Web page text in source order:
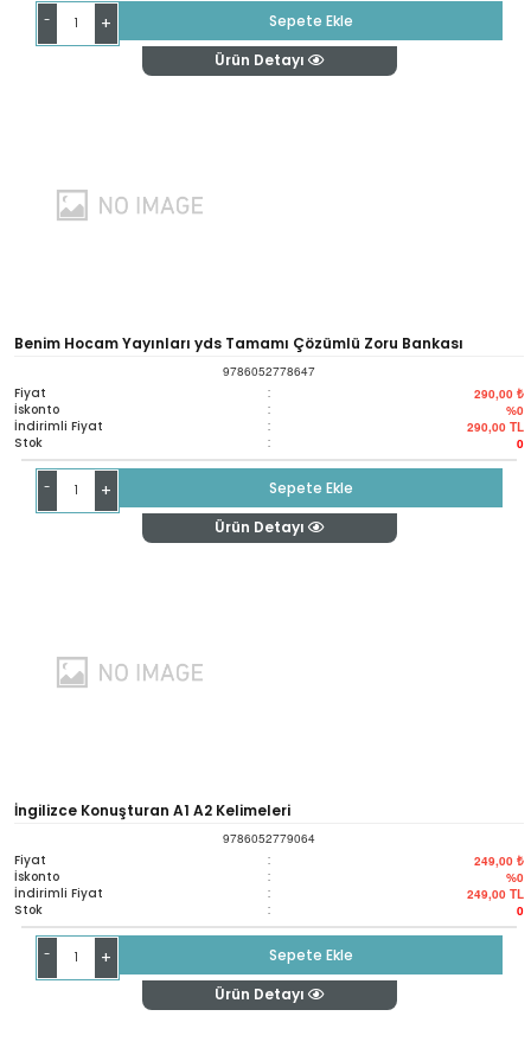
- +
Sepete Ekle
Ürün Detayı
Benim Hocam Yayınları yds Tamamı Çözümlü Zoru Bankası
9786052778647
Fiyat : 290,00 ₺
İskonto : %0
İndirimli Fiyat : 290,00 TL
Stok : 0
- +
Sepete Ekle
Ürün Detayı
İngilizce Konuşturan A1 A2 Kelimeleri
9786052779064
Fiyat : 249,00 ₺
İskonto : %0
İndirimli Fiyat : 249,00 TL
Stok : 0
- +
Sepete Ekle
Ürün Detayı